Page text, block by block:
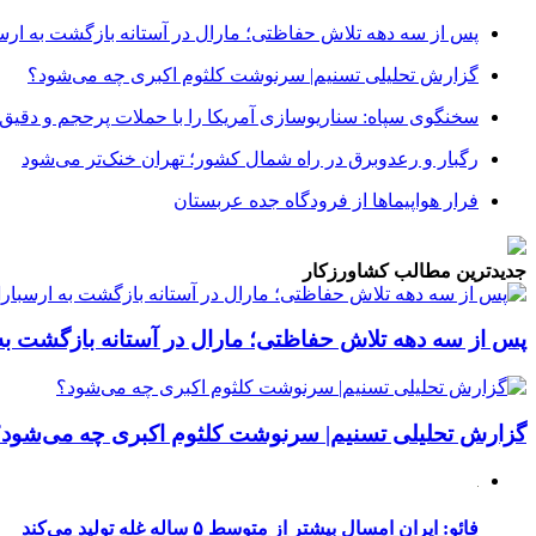
پس از سه دهه تلاش حفاظتی؛ مارال در آستانه بازگشت به
گزارش تحلیلی تسنیم| سرنوشت کلثوم اکبری چه می‌شود؟
سخنگوی سپاه: سناریوسازی آمریکا را با حملات پرحجم‌‌ و دقیق‌
رگبار و رعدوبرق در راه شمال کشور؛ تهران خنک‌تر می‌شود
فرار هواپیماها از فرودگاه جده عربستان
جدیدترین مطالب کشاورزکار
پس از سه دهه تلاش حفاظتی؛ مارال در آستانه بازگشت
گزارش تحلیلی تسنیم| سرنوشت کلثوم اکبری چه
فائو: ایران امسال بیشتر از متوسط ۵ ساله غله تولید می‌کند